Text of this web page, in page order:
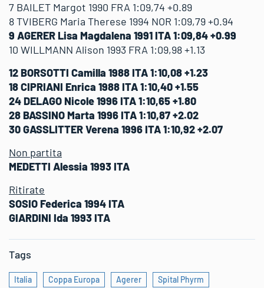
7 BAILET Margot 1990 FRA 1:09,74 +0.89
8 TVIBERG Maria Therese 1994 NOR 1:09,79 +0.94
9 AGERER Lisa Magdalena 1991 ITA 1:09,84 +0.99
10 WILLMANN Alison 1993 FRA 1:09,98 +1.13
12 BORSOTTI Camilla 1988 ITA 1:10,08 +1.23
18 CIPRIANI Enrica 1988 ITA 1:10,40 +1.55
24 DELAGO Nicole 1996 ITA 1:10,65 +1.80
28 BASSINO Marta 1996 ITA 1:10,87 +2.02
30 GASSLITTER Verena 1996 ITA 1:10,92 +2.07
Non partita
MEDETTI Alessia 1993 ITA
Ritirate
SOSIO Federica 1994 ITA
GIARDINI Ida 1993 ITA
Tags
Italia Coppa Europa Agerer Spital Phyrm